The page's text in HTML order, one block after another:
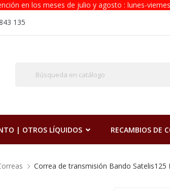
en los meses de julio y agosto : lunes-
135
| OTROS LÍQUIDOS RECAMBIOS DE
Correa de transmisión Bando Satelis125